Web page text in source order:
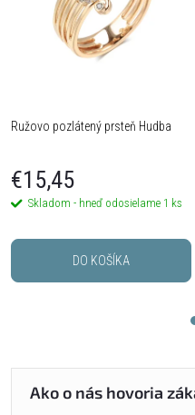
Ružovo pozlátený prsteň Hudba
€15,45
Skladom - hneď odosielame 1 ks
DO KOŠÍKA